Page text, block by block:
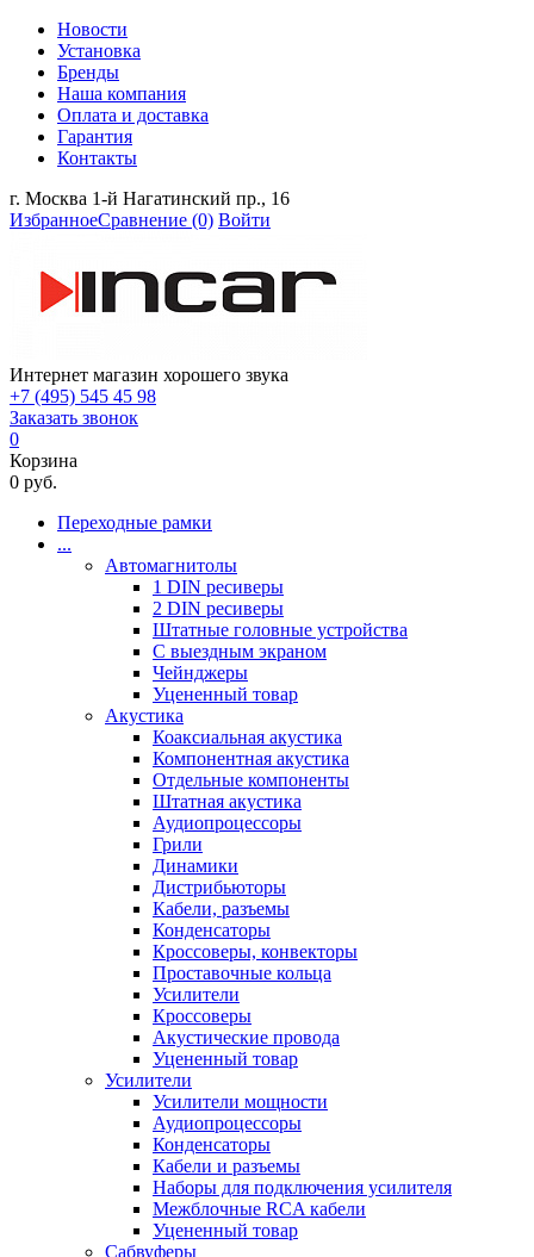
Новости
Установка
Бренды
Наша компания
Оплата и доставка
Гарантия
Контакты
г. Москва 1-й Нагатинский пр., 16
ИзбранноеСравнение (0) Войти
Интернет магазин хорошего звука
+7 (495) 545 45 98
Заказать звонок
0
Корзина
0 руб.
Переходные рамки
...
Автомагнитолы
1 DIN ресиверы
2 DIN ресиверы
Штатные головные устройства
С выездным экраном
Чейнджеры
Уцененный товар
Акустика
Коаксиальная акустика
Компонентная акустика
Отдельные компоненты
Штатная акустика
Аудиопроцессоры
Грили
Динамики
Дистрибьюторы
Кабели, разъемы
Конденсаторы
Кроссоверы, конвекторы
Проставочные кольца
Усилители
Кроссоверы
Акустические провода
Уцененный товар
Усилители
Усилители мощности
Аудиопроцессоры
Конденсаторы
Кабели и разъемы
Наборы для подключения усилителя
Межблочные RCA кабели
Уцененный товар
Сабвуферы